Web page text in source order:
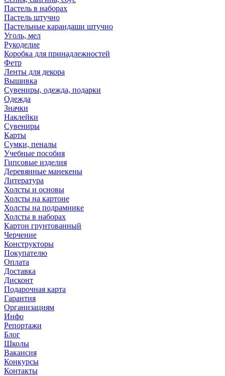
Пастель в наборах
Пастель штучно
Пастельные карандаши штучно
Уголь, мел
Рукоделие
Коробка для принадлежностей
Фетр
Ленты для декора
Вышивка
Сувениры, одежда, подарки
Одежда
Значки
Наклейки
Сувениры
Карты
Сумки, пеналы
Учебные пособия
Гипсовые изделия
Деревянные манекены
Литература
Холсты и основы
Холсты на картоне
Холсты на подрамнике
Холсты в наборах
Картон грунтованный
Черчение
Конструкторы
Покупателю
Оплата
Доставка
Дисконт
Подарочная карта
Гарантия
Организациям
Инфо
Репортажи
Блог
Школы
Вакансия
Конкурсы
Контакты